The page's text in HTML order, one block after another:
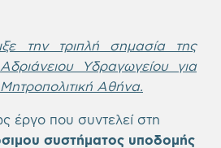
την τριπλή σημασία της
Υδραγωγείου για
Μητροπολιτική Αθήνα.
έργο που συντελεί στη
συστήματος υποδομής